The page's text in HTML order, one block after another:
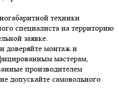
техники
специалиста на территорию
заявке.
доверяйте монтаж и
мастерам,
производителем
допускайте самовольного